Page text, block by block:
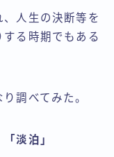
人生の決断等を
る時期でもある
調べてみた。
淡泊」